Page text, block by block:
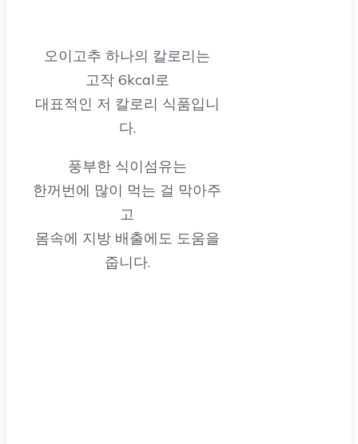
오이고추 하나의 칼로리는
고작 6kcal로
대표적인 저 칼로리 식품입니
다.
풍부한 식이섬유는
한꺼번에 많이 먹는 걸 막아주
고
몸속에 지방 배출에도 도움을
줍니다.